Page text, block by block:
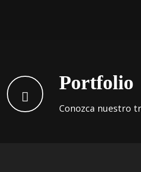
Portfolio
Conozca nuestro